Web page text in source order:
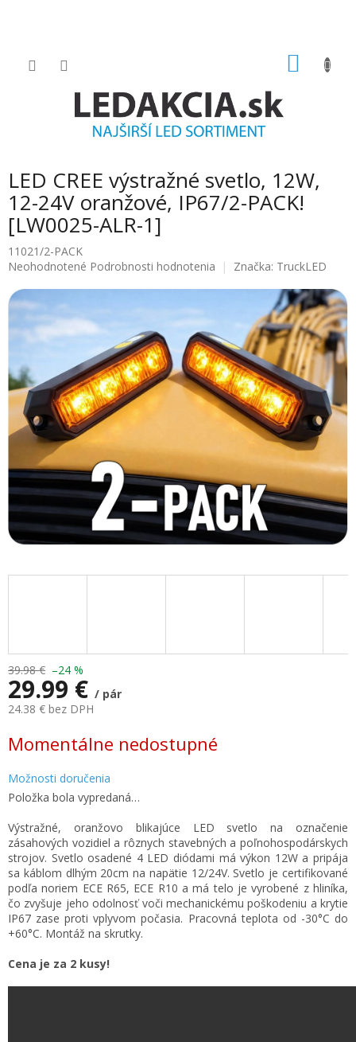
LED CREE výstražné svetlo, 12W,
12-24V oranžové, IP67/2-PACK!
[LW0025-ALR-1]
11021/2-PACK
Priemerné
produktu
je
0.0
hviezdičiek.
Neohodnotené Podrobnosti hodnotenia Značka: TruckLED
39.98 € –24 %
29.99 € / pár
24.38 € bez DPH
cena:
Momentálne nedostupné
Možnosti doručenia
Položka bola vypredaná…
Výstražné, oranžovo blikajúce LED svetlo na označenie
zásahových vozidiel a rôznych stavebných a poľnohospodárskych
strojov. Svetlo osadené 4 LED diódami má výkon 12W a pripája
sa káblom dlhým 20cm na napätie 12/24V. Svetlo je certifikované
podľa noriem ECE R65, ECE R10 a má telo je vyrobené z hliníka,
čo zvyšuje jeho odolnosť voči mechanickému poškodeniu a krytie
IP67 zase proti vplyvom počasia. Pracovná teplota od -30°C do
+60°C. Montáž na skrutky.
Cena je za 2 kusy!